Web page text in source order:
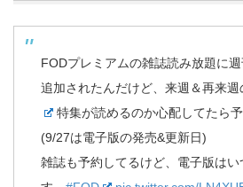
FODプレミアムの雑誌読み放題に
追加されたんだけど、来週＆再来週
特集が読めるのか心配してたら予
(9/27は電子版の発売&更新日)
雑誌も予約してるけど、電子版は